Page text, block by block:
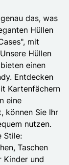
das, was
Hüllen
mit
Hüllen
einen
Entdecken
Kartenfächern
eine
können Sie Ihr
nutzen.
Stile:
Taschen
Kinder und